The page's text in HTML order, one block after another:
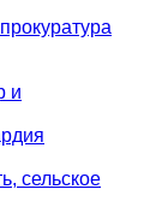
и
сельское